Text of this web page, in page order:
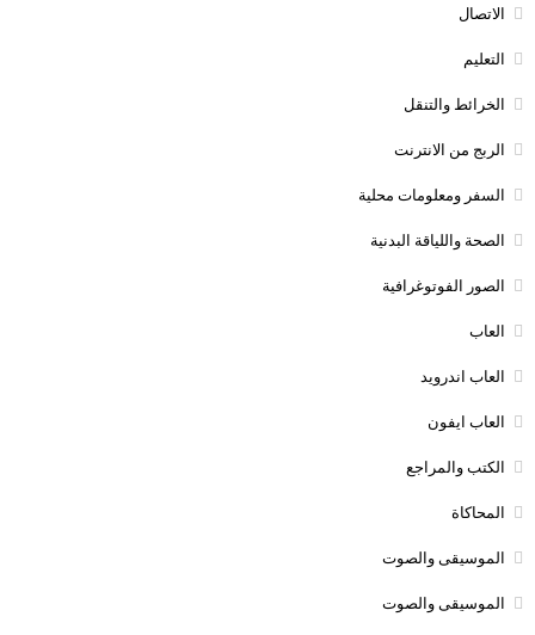
الاتصال
التعليم
الخرائط والتنقل
الربج من الانترنت
السفر ومعلومات محلية
الصحة واللياقة البدنية
الصور الفوتوغرافية
العاب
العاب اندرويد
العاب ايفون
الكتب والمراجع
المحاكاة
الموسيقى والصوت
الموسيقى والصوت